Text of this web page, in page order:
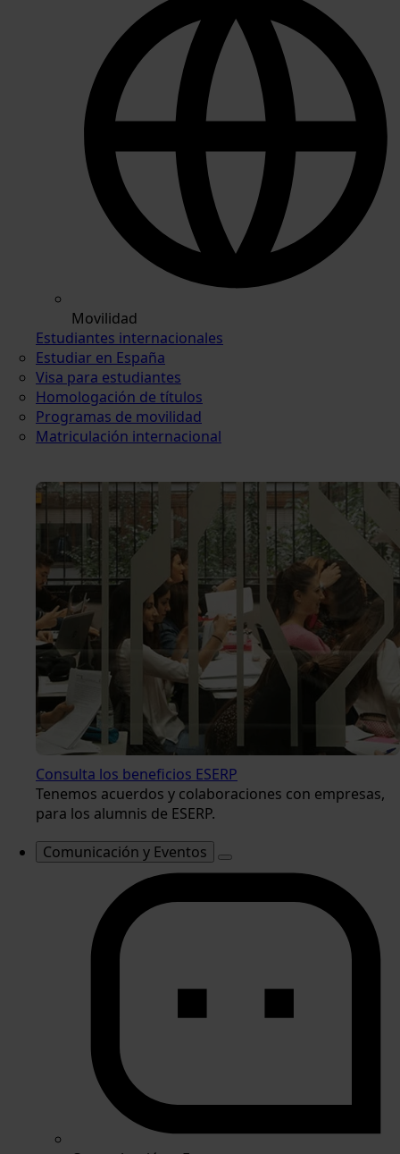
Movilidad
Estudiantes internacionales
Estudiar en España
Visa para estudiantes
Homologación de títulos
Programas de movilidad
Matriculación internacional
Consulta los beneficios ESERP
Tenemos acuerdos y colaboraciones con empresas,
para los alumnis de ESERP.
Comunicación y Eventos